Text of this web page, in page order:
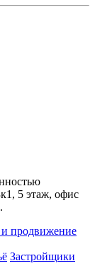
5 этаж, офис
продвижение
Застройщики